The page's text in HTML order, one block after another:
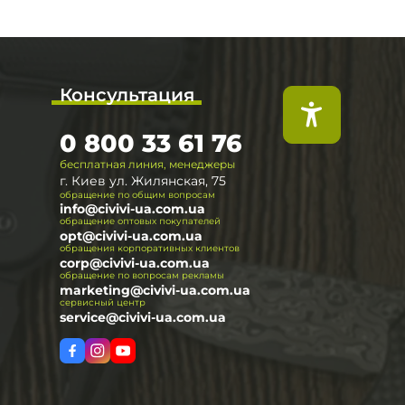
Консультация
бесплатная линия, менеджеры
0 800 33 61 76
г. Киев ул. Жилянская, 75
обращение по общим вопросам
info@civivi-ua.com.ua
обращение оптовых покупателей
opt@civivi-ua.com.ua
обращения корпоративных клиентов
corp@civivi-ua.com.ua
обращение по вопросам рекламы
marketing@civivi-ua.com.ua
сервисный центр
service@civivi-ua.com.ua